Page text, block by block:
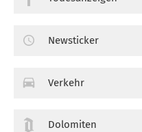
Newsticker
Verkehr
Dolomiten